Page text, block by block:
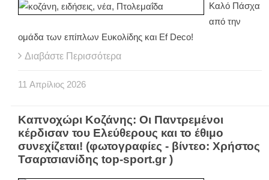
Καλό Πάσχα
από την
ομάδα των επίπλων Ευκολίδης και Ef Deco!
Διαβάστε Περισσότερα
11 Απρίλιος 2026
Καπνοχώρι Κοζάνης: Οι Παντρεμένοι
κέρδισαν του Ελεύθερους και το έθιμο
συνεχίζεται! (φωτογραφίες - βίντεο: Χρήστος
Τσαρτσιανίδης top-sport.gr )